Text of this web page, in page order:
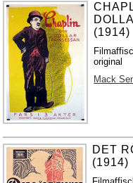
(1914)
original
Mack
DET
(1914)